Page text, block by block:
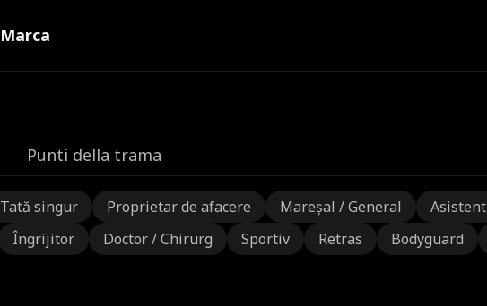
Marca
Punti della trama
Tată singur Proprietar de afacere Mareșal / General Asistent
Îngrijitor Doctor / Chirurg Sportiv Retras Bodyguard